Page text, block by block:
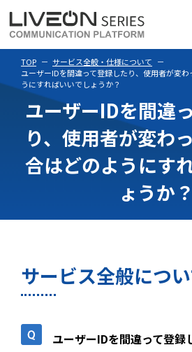
TOP
サービス全般・仕様について
ユーザーIDを間違って登録したり、使用者が変
うにすればいいでしょうか？
ユーザーIDを間違
り、使用者が変わ
合はどのようにす
ょうか？
サービス全般につ
ユーザーIDを間違って登録